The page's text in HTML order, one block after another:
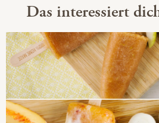
Das interessiert